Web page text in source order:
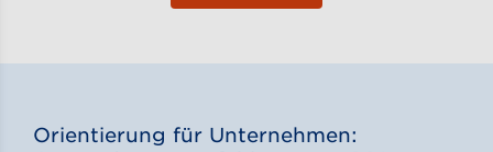
Orientierung für Unternehmen: